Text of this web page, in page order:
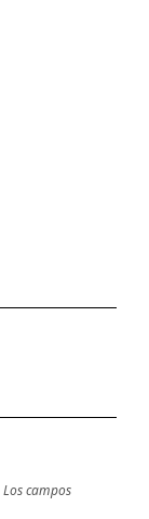
Los campos